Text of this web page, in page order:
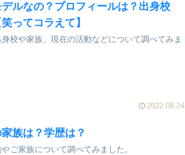
ルなの？プロフィールは？出身校
ってコラえて】
校や家族、現在の活動などについて調べてみま
2022.08.24
族は？学歴は？
ご家族について調べてみました。